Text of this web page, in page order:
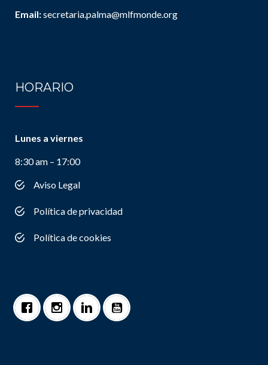
Email:secretaria.palma@mlfmonde.org
HORARIO
Lunes a viernes
8:30 am – 17:00
Aviso Legal
Política de privacidad
Política de cookies